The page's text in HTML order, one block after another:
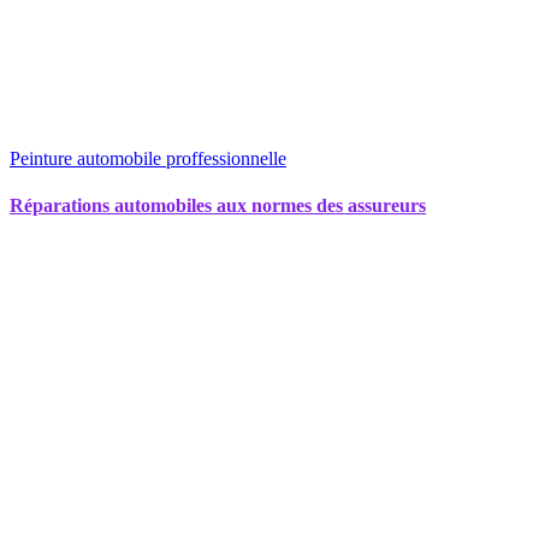
Peinture automobile proffessionnelle
Réparations automobiles aux normes des assureurs